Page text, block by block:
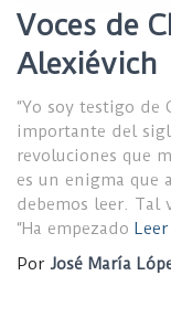
Voces de
Alexiévich
“Yo soy testigo
importante del
revoluciones que
es un enigma que
debemos leer. Tal
“Ha empezado
Por José María